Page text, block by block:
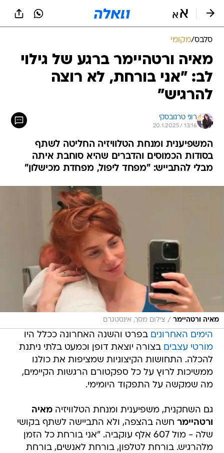
סלבס/מקומי
מאיה ורטהיימר ברגע של גילוי
לב: "אני בורחת, לא רוצה
להרגיש"
רוני טרנובסקי
20.1.2025 / 13:16
המשפיענית ומנחת הטלוויזיה החליטה לשתף
בסודות הכמוסים והדברים שהיא סוחבת איתה
מבלי להתבייש: "מפחד ליפול, מפחדת מכישלון"
מאיה ורטהיימר / צילום מסך, אינסטגרם
הימים האחרונים בפרט והשנה האחרונה ככלל היו
מורטי עצבים בצורה יוצאת דופן וכמעט בלתי ניתנת
להכלה. התחושות הקיצוניות שמציפות את כולנו
ממשיכות לרוץ על כל ספקטורם הרגשות הקיימים,
מה שמקשה על התפקוד היומימי.
גם השחקנית, משפיענית ומנחת הטלוויזיהמאיה
ורטהיימר חשה בהצפה, ולא התביישה לשתף בקושי
שלה - מול 607 אלף עוקביה. "אני בורחת כל הזמן
מלהרגיש. בורחת לטלפון, בורחת לאנשים, בורחת